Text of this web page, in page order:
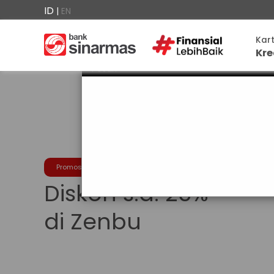
ID | EN
Kredit
berada
Perbankan
Personal
Promosi
Diskon s.d. 25%
di Zenbu
Pesan